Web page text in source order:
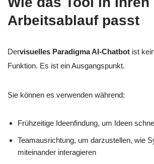
Arbeitsablauf passt
Dervisuelles Paradigma AI-Chatbot ist
Funktion. Es ist ein Ausgangspunkt.
Sie können es verwenden während:
Frühzeitige Ideenfindung, um Ideen
Teamausrichtung, um darzustellen, wie
miteinander interagieren